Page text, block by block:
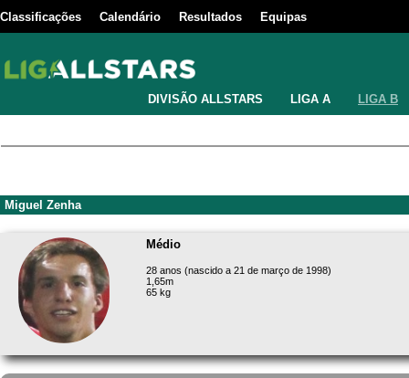
Classificações Calendário Resultados Equipas
DIVISÃO ALLSTARS LIGA A LIGA B
Miguel Zenha
Médio
28 anos (nascido a 21 de março de 1998)
1,65m
65 kg